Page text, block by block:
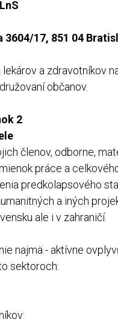
3604/17, 851 04
a zdravotníkov
občanov.
2
členov, odborne,
práce a
predkolapsového
a iných
ale i v zahraničí.
najmä - aktívne
sektoroch: